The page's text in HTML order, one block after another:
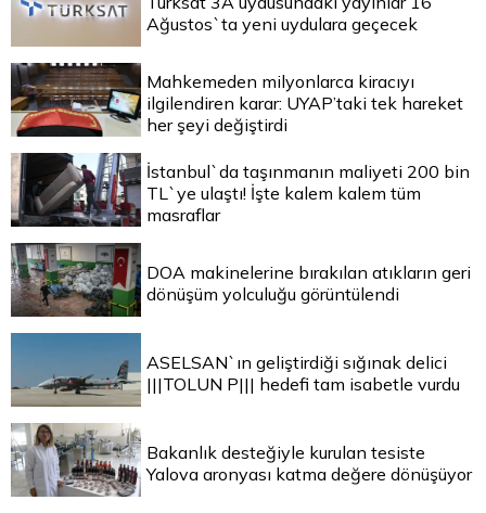
Ağustos`ta yeni uydulara geçecek
Mahkemeden milyonlarca kiracıyı
ilgilendiren karar: UYAP’taki tek hareket
her şeyi değiştirdi
İstanbul`da taşınmanın maliyeti 200 bin
TL`ye ulaştı! İşte kalem kalem tüm
masraflar
DOA makinelerine bırakılan atıkların geri
dönüşüm yolculuğu görüntülendi
ASELSAN`ın geliştirdiği sığınak delici
|||TOLUN P||| hedefi tam isabetle vurdu
Bakanlık desteğiyle kurulan tesiste
Yalova aronyası katma değere dönüşüyor